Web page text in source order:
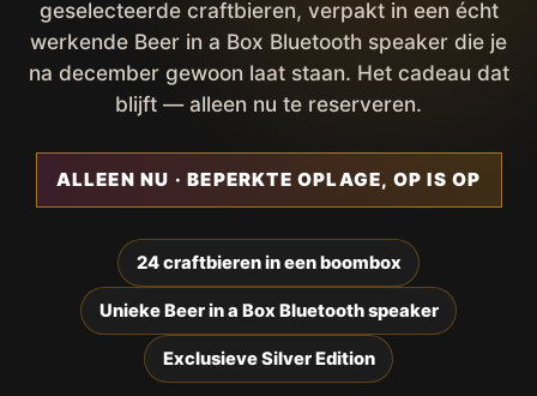
geselecteerde craftbieren, verpakt in een écht
werkende Beer in a Box Bluetooth speaker die je
na december gewoon laat staan. Het cadeau dat
blijft — alleen nu te reserveren.
ALLEEN NU · BEPERKTE OPLAGE, OP IS OP
24 craftbieren in een boombox
Unieke Beer in a Box Bluetooth speaker
Exclusieve Silver Edition